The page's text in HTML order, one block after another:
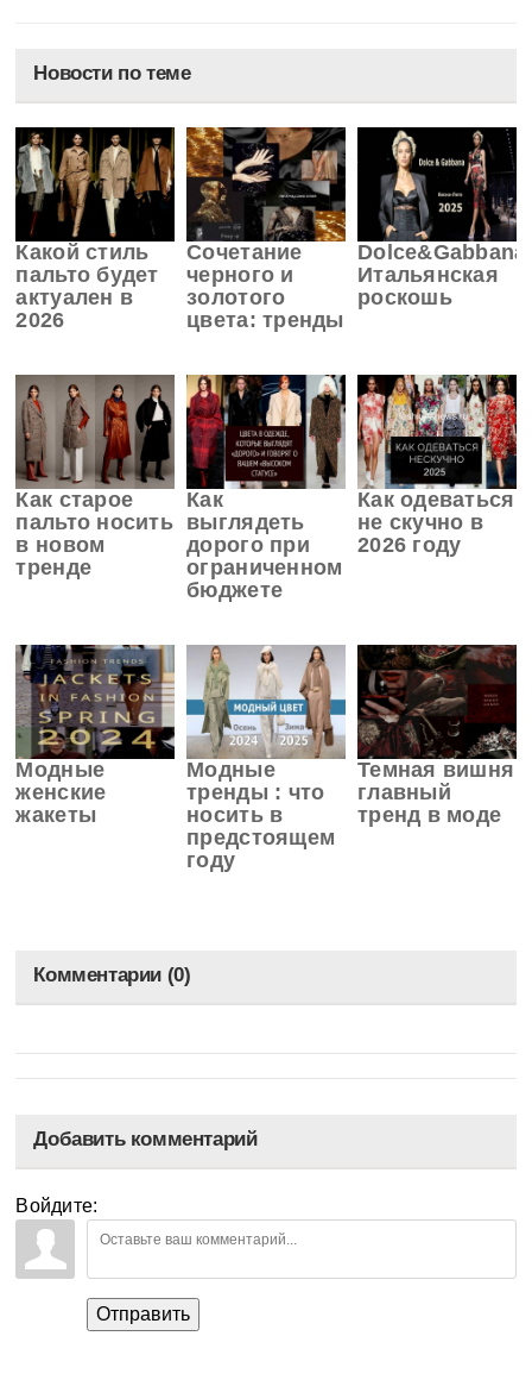
Новости по теме
Какой стиль
пальто будет
актуален в
2026
Сочетание
черного и
золотого
цвета: тренды
Dolce&Gabbana
Итальянская
роскошь
Как старое
пальто носить
в новом
тренде
Как
выглядеть
дорого при
ограниченном
бюджете
Как одеваться
не скучно в
2026 году
Модные
женские
жакеты
Модные
тренды : что
носить в
предстоящем
году
Темная вишня
главный
тренд в моде
Комментарии (0)
Добавить комментарий
Войдите:
Отправить